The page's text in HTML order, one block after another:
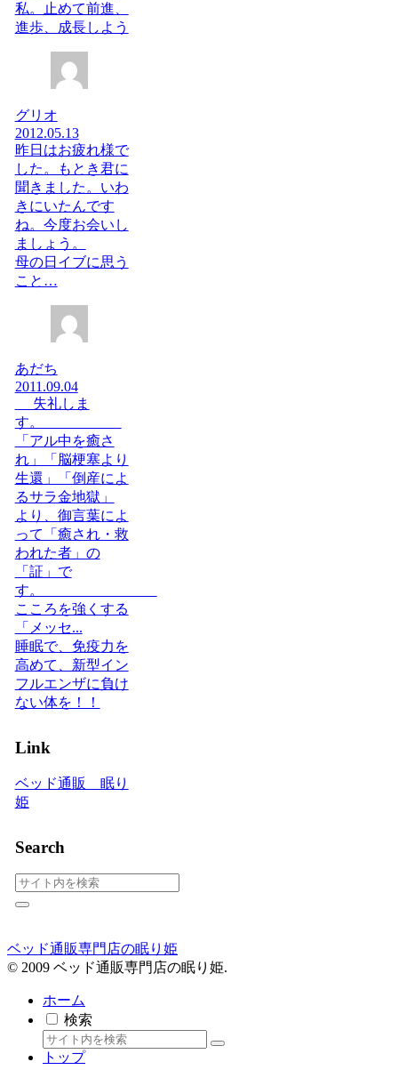
私。止めて前進、
進歩、成長しよう
グリオ
2012.05.13
昨日はお疲れ様で
した。もとき君に
聞きました。いわ
きにいたんです
ね。今度お会いし
ましょう。
母の日イブに思う
こと…
あだち
2011.09.04
失礼しま
す。
「アル中を癒さ
れ」「脳梗塞より
生還」「倒産によ
るサラ金地獄」
より、御言葉によ
って「癒され・救
われた者」の
「証」で
す。
こころを強くする
「メッセ...
睡眠で、免疫力を
高めて、新型イン
フルエンザに負け
ない体を！！
Link
ベッド通販 眠り
姫
Search
ベッド通販専門店の眠り姫
© 2009 ベッド通販専門店の眠り姫.
ホーム
検索
トップ